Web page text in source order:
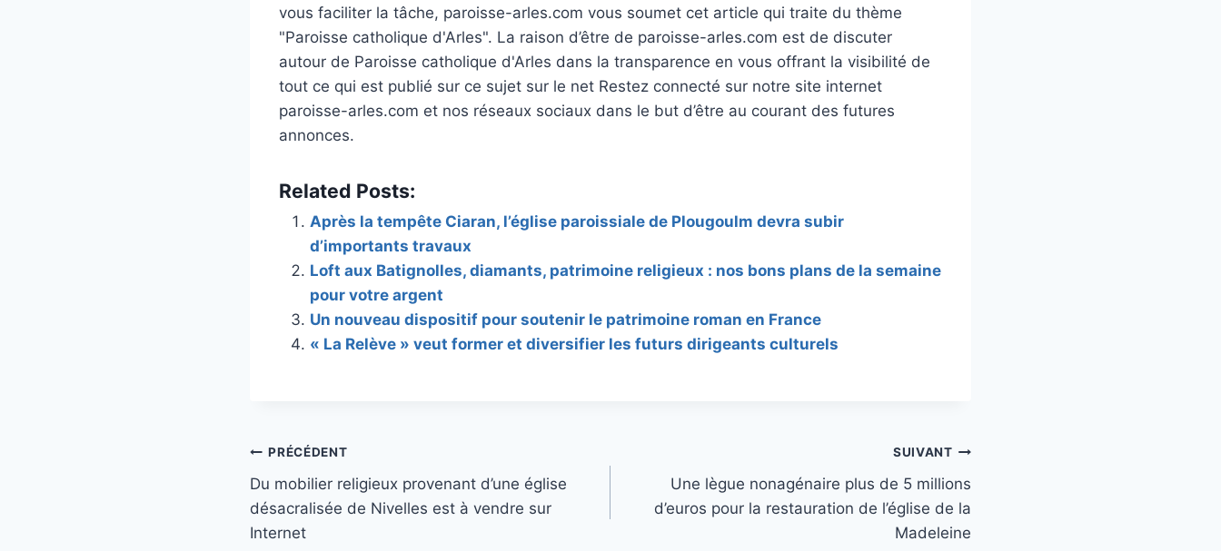
vous faciliter la tâche, paroisse-arles.com vous soumet cet article qui traite du thème
"Paroisse catholique d'Arles". La raison d’être de paroisse-arles.com est de discuter
autour de Paroisse catholique d'Arles dans la transparence en vous offrant la visibilité de
tout ce qui est publié sur ce sujet sur le net Restez connecté sur notre site internet
paroisse-arles.com et nos réseaux sociaux dans le but d’être au courant des futures
annonces.
Related Posts:
Après la tempête Ciaran, l’église paroissiale de Plougoulm devra subir
d’importants travaux
Loft aux Batignolles, diamants, patrimoine religieux : nos bons plans de la semaine
pour votre argent
Un nouveau dispositif pour soutenir le patrimoine roman en France
« La Relève » veut former et diversifier les futurs dirigeants culturels
Navigation
de
l’article
PRÉCÉDENT
Du mobilier religieux provenant d’une église
désacralisée de Nivelles est à vendre sur
Internet
SUIVANT
Une lègue nonagénaire plus de 5 millions
d’euros pour la restauration de l’église de la
Madeleine